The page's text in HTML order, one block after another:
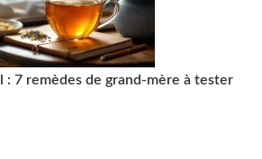
: 7 remèdes de grand-mère à tester